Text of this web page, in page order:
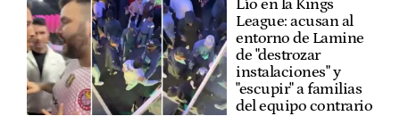
Lío en la Kings
League: acusan al
entorno de Lamine
de "destrozar
instalaciones" y
"escupir" a familias
del equipo contrario